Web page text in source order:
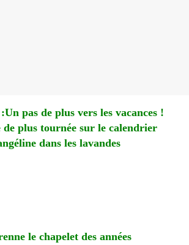
pas de plus vers les vacances !
de plus tournée sur le calendrier
dans les lavandes
le chapelet des années